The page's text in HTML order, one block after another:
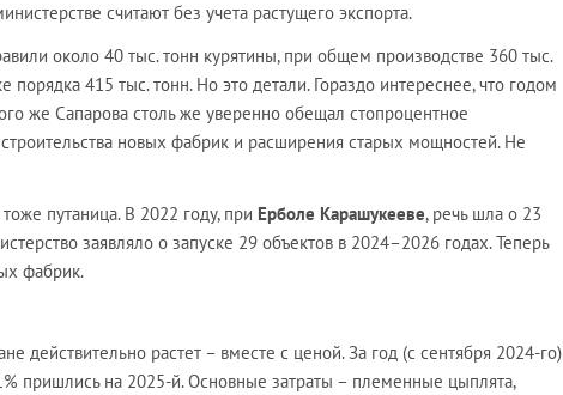
считают без учета растущего экспорта.
около 40 тыс. тонн курятины, при общем производстве 360 тыс.
415 тыс. тонн. Но это детали. Гораздо интереснее, что годом
же Сапарова столь же уверенно обещал стопроцентное
новых фабрик и расширения старых мощностей. Не
путаница. В 2022 году, при Ерболе Карашукееве, речь шла о 23
заявляло о запуске 29 объектов в 2024–2026 годах. Теперь
фабрик.
действительно растет – вместе с ценой. За год (с сентября 2024-го)
пришлись на 2025-й. Основные затраты – племенные цыплята,